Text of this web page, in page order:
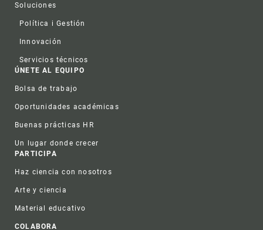
Soluciones
Política i Gestión
Innovación
Servicios técnicos
ÚNETE AL EQUIPO
Bolsa de trabajo
Oportunidades académicas
Buenas prácticas HR
Un lugar donde crecer
PARTICIPA
Haz ciencia con nosotros
Arte y ciencia
Material educativo
COLABORA